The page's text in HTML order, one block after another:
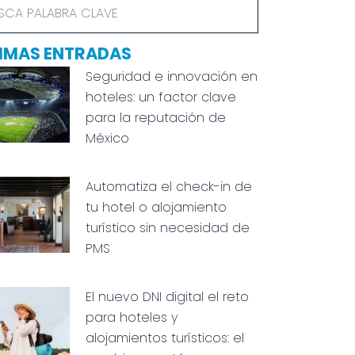
ENTRADAS
Seguridad e innovación en
hoteles: un factor clave
para la reputación de
México
Automatiza el check-in de
tu hotel o alojamiento
turístico sin necesidad de
PMS
El nuevo DNI digital el reto
para hoteles y
alojamientos turísticos: el